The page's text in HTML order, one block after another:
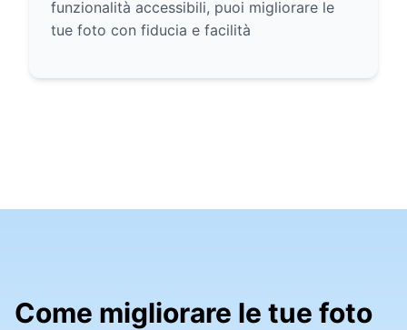
funzionalità accessibili, puoi migliorare le
tue foto con fiducia e facilità
Come migliorare le tue foto